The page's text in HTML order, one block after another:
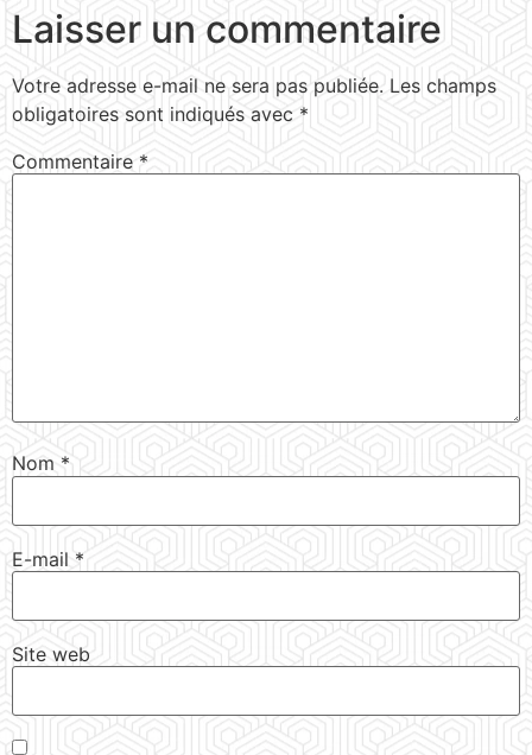
Laisser un commentaire
Votre adresse e-mail ne sera pas publiée. Les champs
obligatoires sont indiqués avec *
Commentaire *
Nom *
E-mail *
Site web